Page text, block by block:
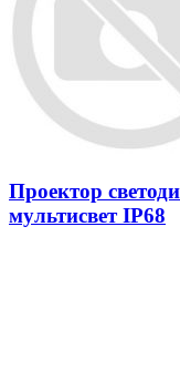
Проектор
мультисвет IP68